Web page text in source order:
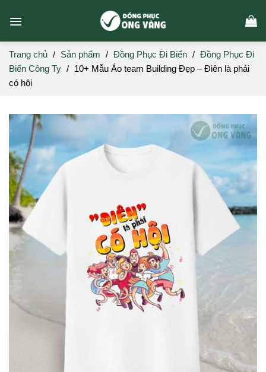
Trang chủ / Sản phẩm / Đồng Phục Đi Biển / Đồng Phục Đi
Biển Công Ty / 10+ Mẫu Áo team Building Đẹp – Điên là phải
có hội